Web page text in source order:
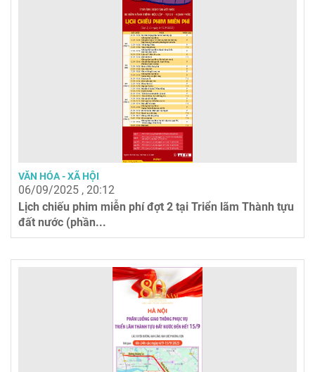
VĂN HÓA - XÃ HỘI
06/09/2025 , 20:12
Lịch chiếu phim miễn phí đợt 2 tại Triển lãm Thành tựu
đất nước (phần...